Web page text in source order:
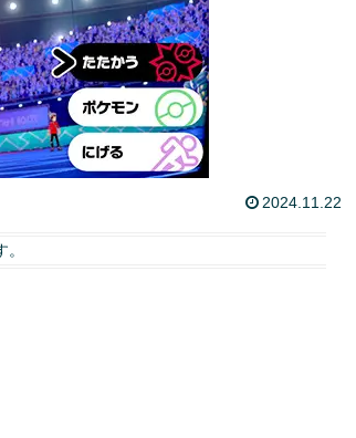
2024.11.22